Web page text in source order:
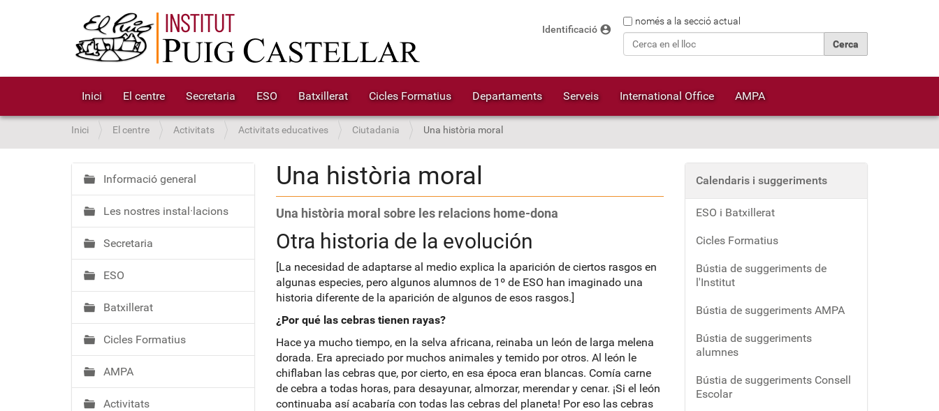
Cercanomés a la secció actual
Identificació account_circle
Inici El centre Secretaria ESO Batxillerat Cicles Formatius Departaments Serveis International Office AMPA
S
o
u
:
Inici El centre Activitats Activitats educatives Ciutadania Una història moral
Una història moral
Una història moral sobre les relacions home-dona
Otra historia de la evolución
[La necesidad de adaptarse al medio explica la aparición de ciertos rasgos en
algunas especies, pero algunos alumnos de 1º de ESO han imaginado una
historia diferente de la aparición de algunos de esos rasgos.]
¿Por qué las cebras tienen rayas?
Hace ya mucho tiempo, en la selva africana, reinaba un león de larga melena
dorada. Era apreciado por muchos animales y temido por otros. Al león le
chiflaban las cebras que, por cierto, en esa época eran blancas. Comía carne
de cebra a todas horas, para desayunar, almorzar, merendar y cenar. ¡Si el león
continuaba así acabaría con todas las cebras del planeta! Por eso las cebras
N
a
v
e
g
a
c
ó
Informació general
Les nostres instal·lacions
Secretaria
ESO
Batxillerat
Cicles Formatius
AMPA
Activitats
Calendaris i suggeriments
ESO i Batxillerat
Cicles Formatius
Bústia de suggeriments de
l'Institut
Bústia de suggeriments AMPA
Bústia de suggeriments
alumnes
Bústia de suggeriments Consell
Escolar